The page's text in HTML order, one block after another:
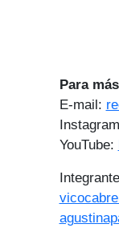
Para
E-mail:
YouTube: